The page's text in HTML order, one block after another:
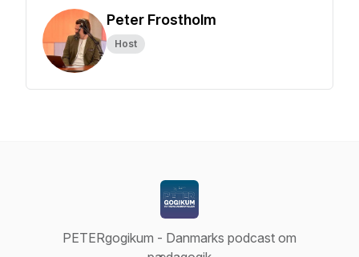
Peter Frostholm
Host
PETERgogikum - Danmarks podcast om